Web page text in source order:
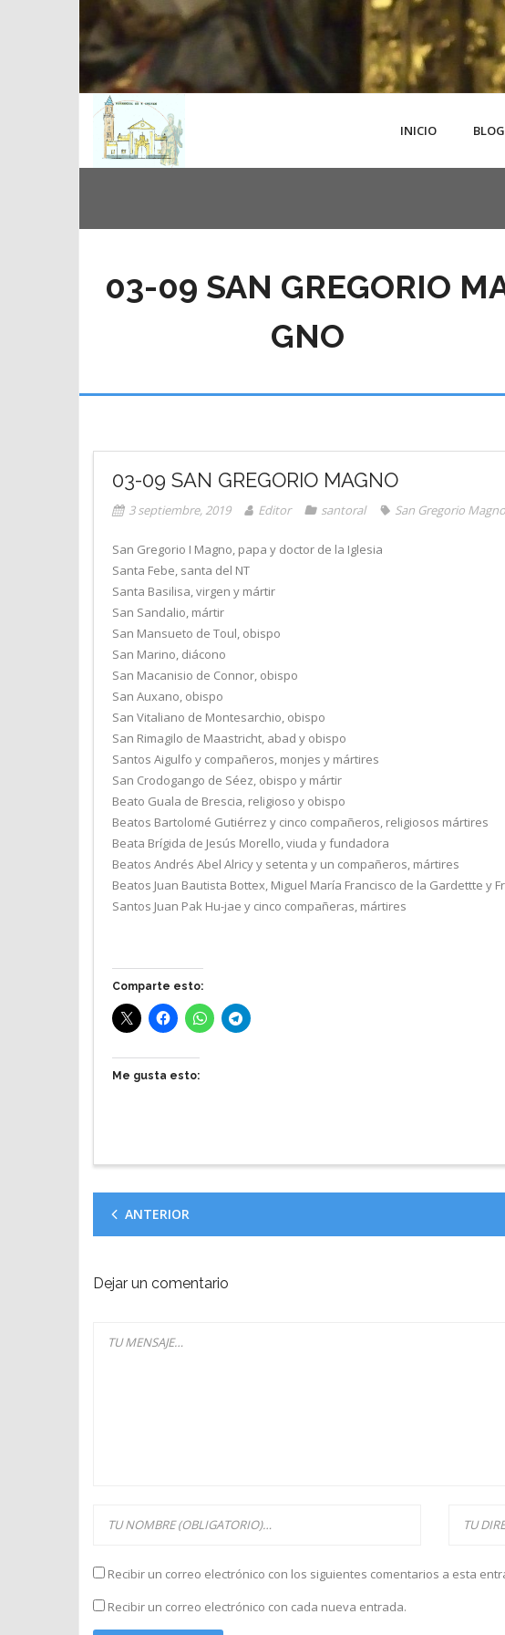
INICIO BLOG
03-09 SAN GREGORIO
GNO
03-09 SAN GREGORIO MAGNO
3 septiembre, 2019 Editor santoral San Gregorio Magno
San Gregorio I Magno, papa y doctor de la Iglesia
Santa Febe, santa del NT
Santa Basilisa, virgen y mártir
San Sandalio, mártir
San Mansueto de Toul, obispo
San Marino, diácono
San Macanisio de Connor, obispo
San Auxano, obispo
San Vitaliano de Montesarchio, obispo
San Rimagilo de Maastricht, abad y obispo
Santos Aigulfo y compañeros, monjes y mártires
San Crodogango de Séez, obispo y mártir
Beato Guala de Brescia, religioso y obispo
Beatos Bartolomé Gutiérrez y cinco compañeros, religiosos mártires
Beata Brígida de Jesús Morello, viuda y fundadora
Beatos Andrés Abel Alricy y setenta y un compañeros, mártires
Beatos Juan Bautista Bottex, Miguel María Francisco de la Gardettte y
Santos Juan Pak Hu-jae y cinco compañeras, mártires
Comparte esto:
Me gusta esto:
ANTERIOR
Dejar un comentario
Recibir un correo electrónico con los siguientes comentarios a esta
Recibir un correo electrónico con cada nueva entrada.